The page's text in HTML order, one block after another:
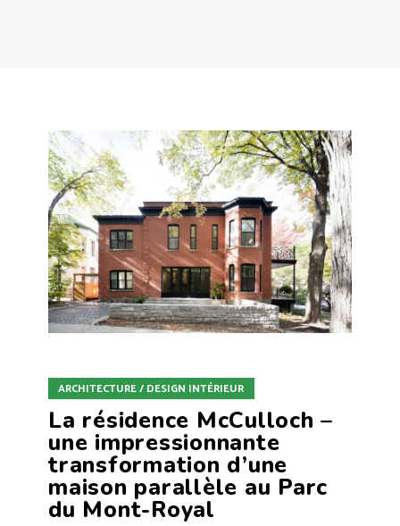
ARCHITECTURE / DESIGN INTÉRIEUR
La résidence McCulloch –
une impressionnante
transformation d’une
maison parallèle au Parc
du Mont-Royal